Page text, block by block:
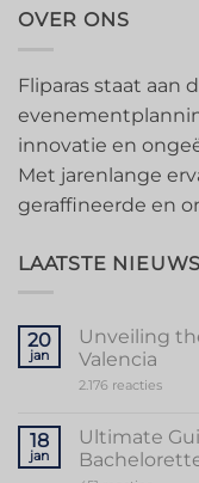
OVER ONS
Fliparas staat aan
innovatie en
Met jarenlange
geraffineerde en
LAATSTE NIEUWS
20
jan
Unveiling
Valencia
2.176 reactiesop
World
of
18
jan
Ultimate